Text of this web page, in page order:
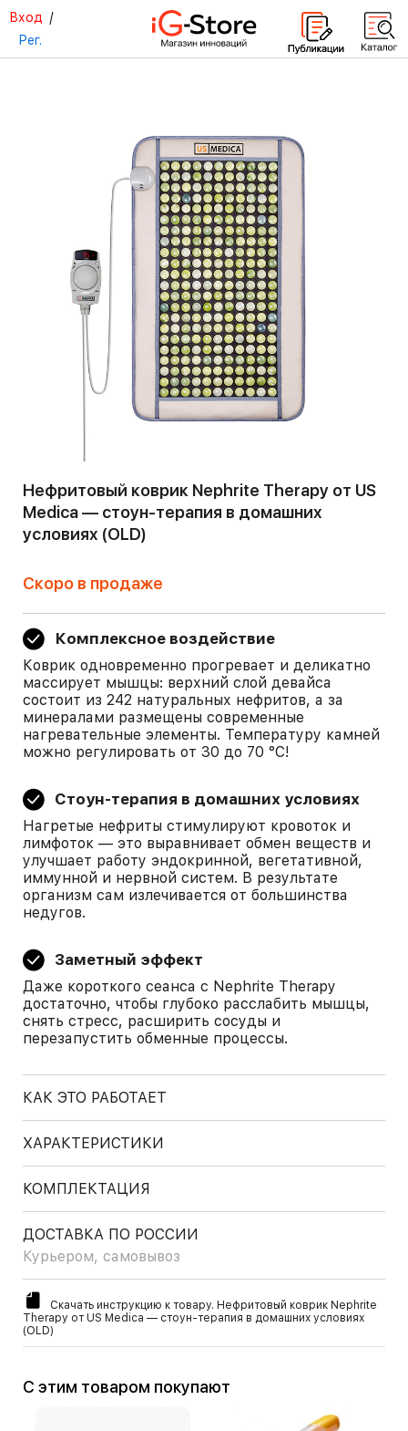
Вход /
Рег.
Нефритовый коврик Nephrite Therapy от US
Medica — стоун-терапия в домашних
условиях (OLD)
Скоро в продаже
Комплексное воздействие
Коврик одновременно прогревает и деликатно
массирует мышцы: верхний слой девайса
состоит из 242 натуральных нефритов, а за
минералами размещены современные
нагревательные элементы. Температуру камней
можно регулировать от 30 до 70 °С!
Стоун-терапия в домашних условиях
Нагретые нефриты стимулируют кровоток и
лимфоток — это выравнивает обмен веществ и
улучшает работу эндокринной, вегетативной,
иммунной и нервной систем. В результате
организм сам излечивается от большинства
недугов.
Заметный эффект
Даже короткого сеанса с Nephrite Therapy
достаточно, чтобы глубоко расслабить мышцы,
снять стресс, расширить сосуды и
перезапустить обменные процессы.
КАК ЭТО РАБОТАЕТ
ХАРАКТЕРИСТИКИ
КОМПЛЕКТАЦИЯ
ДОСТАВКА ПО РОССИИ
Курьером, самовывоз
Скачать инструкцию к товару. Нефритовый коврик Nephrite
Therapy от US Medica — стоун-терапия в домашних условиях
(OLD)
С этим товаром покупают